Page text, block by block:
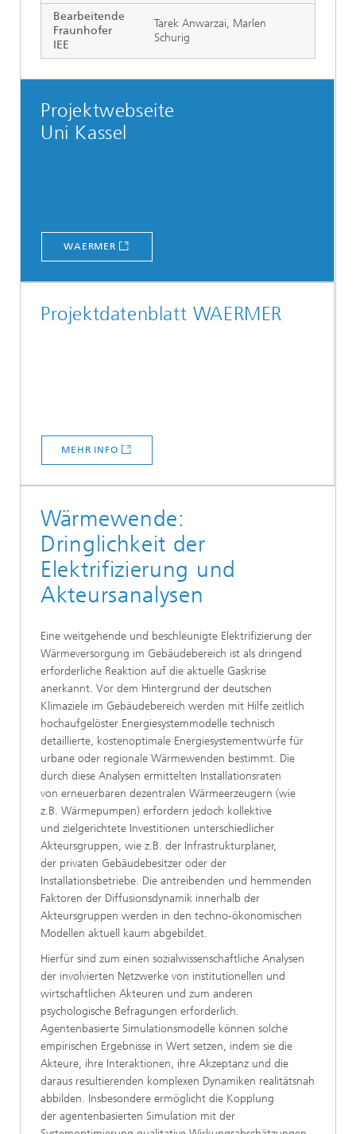
Bearbeitende
Fraunhofer
IEE
Tarek Anwarzai, Marlen
Schurig
Projektwebseite
Uni Kassel
WAERMER
Projektdatenblatt WAERMER
MEHR INFO
Wärmewende:
Dringlichkeit der
Elektrifizierung und
Akteursanalysen
Eine weitgehende und beschleunigte Elektrifizierung der
Wärmeversorgung im Gebäudebereich ist als dringend
erforderliche Reaktion auf die aktuelle Gaskrise
anerkannt. Vor dem Hintergrund der deutschen
Klimaziele im Gebäudebereich werden mit Hilfe zeitlich
hochaufgelöster Energiesystemmodelle technisch
detaillierte, kostenoptimale Energiesystementwürfe für
urbane oder regionale Wärmewenden bestimmt. Die
durch diese Analysen ermittelten Installationsraten
von erneuerbaren dezentralen Wärmeerzeugern (wie
z.B. Wärmepumpen) erfordern jedoch kollektive
und zielgerichtete Investitionen unterschiedlicher
Akteursgruppen, wie z.B. der Infrastrukturplaner,
der privaten Gebäudebesitzer oder der
Installationsbetriebe. Die antreibenden und hemmenden
Faktoren der Diffusionsdynamik innerhalb der
Akteursgruppen werden in den techno-ökonomischen
Modellen aktuell kaum abgebildet.
Hierfür sind zum einen sozialwissenschaftliche Analysen
der involvierten Netzwerke von institutionellen und
wirtschaftlichen Akteuren und zum anderen
psychologische Befragungen erforderlich.
Agentenbasierte Simulationsmodelle können solche
empirischen Ergebnisse in Wert setzen, indem sie die
Akteure, ihre Interaktionen, ihre Akzeptanz und die
daraus resultierenden komplexen Dynamiken realitätsnah
abbilden. Insbesondere ermöglicht die Kopplung
der agentenbasierten Simulation mit der